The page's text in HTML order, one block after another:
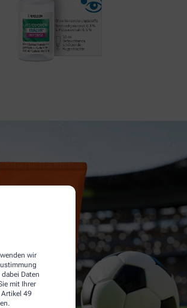
wir
Daten
mit Ihrer
Artikel 49